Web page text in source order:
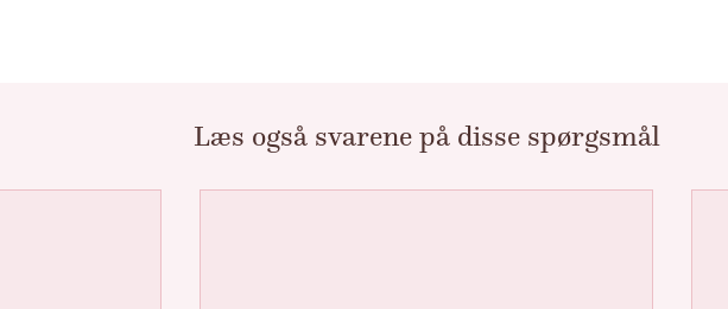
Læs også svarene på disse spørgsmål